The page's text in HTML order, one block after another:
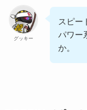
グッキー
スピー
パワー
か。